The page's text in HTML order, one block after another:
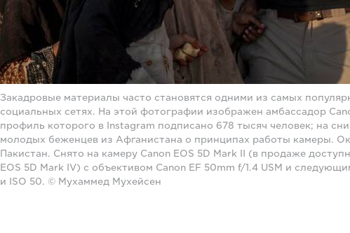
Закадровые материалы часто становятся одними из самых
социальных сетях. На этой фотографии изображен амбассадор
профиль которого в Instagram подписано 678 тысяч человек; на
молодых беженцев из Афганистана о принципах работы камеры.
Пакистан. Снято на камеру Canon EOS 5D Mark II (в продаже
EOS 5D Mark IV) с объективом Canon EF 50mm f/1.4 USM и
и ISO 50. © Мухаммед Мухейсен